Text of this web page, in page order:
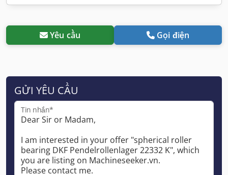
Yêu cầu Gọi điện
GỬI YÊU CẦU
Tin nhắn*